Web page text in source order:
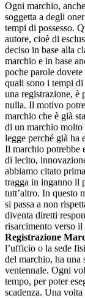
Ogni marchio,
soggetta a degli
tempi di possesso.
autore, cioè di
deciso in base alla
marchio e in base
poche parole
quali sono i tempi di
una registrazione, è
nulla. Il motivo
marchio che è già
di un marchio molto
legge perché già ha
Il marchio potrebbe
di lecito,
abbiamo citato
tragga in inganno il
tutt’altro. In questo
si passa a non
diventa diretti
risarcimento verso
Registrazione
l’ufficio o la sede
del marchio, ha una
ventennale. Ogni
tempo, per poter
scadenza. Una